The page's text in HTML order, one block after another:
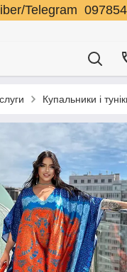
Telegram
Купальники і